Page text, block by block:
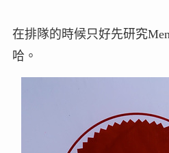
在排隊的時候只好先研究
哈。